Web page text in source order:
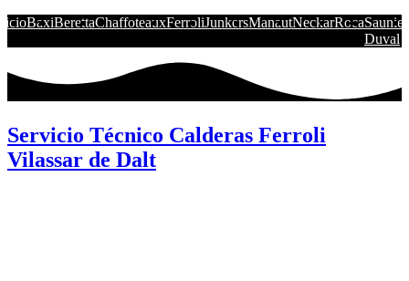
BaxiBerettaChaffoteauxFerroliJunkersManautNeckarRocaSaunier
Duval
Servicio Técnico Calderas Ferroli
Vilassar de Dalt